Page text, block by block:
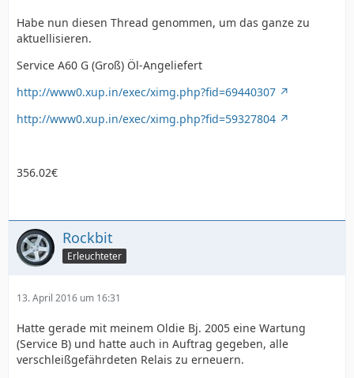
Habe nun diesen Thread genommen, um das ganze zu
aktuellisieren.
Service A60 G (Groß) Öl-Angeliefert
http://www0.xup.in/exec/ximg.php?fid=69440307
http://www0.xup.in/exec/ximg.php?fid=59327804
356.02€
Rockbit
Erleuchteter
13. April 2016 um 16:31
Hatte gerade mit meinem Oldie Bj. 2005 eine Wartung
(Service B) und hatte auch in Auftrag gegeben, alle
verschleißgefährdeten Relais zu erneuern.